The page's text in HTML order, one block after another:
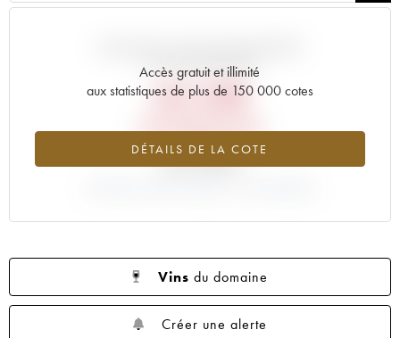
Accès gratuit et illimité
aux statistiques de plus de 150 000 cotes
DÉTAILS DE LA COTE
AU PRIX PRIMEUR
40,32€
PRIX PRIMEURS 2020
-27.55%
Vins du domaine
Créer une alerte